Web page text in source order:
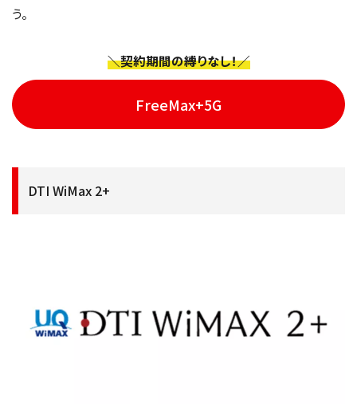
う。
＼契約期間の縛りなし！／
FreeMax+5G
DTI WiMax 2+